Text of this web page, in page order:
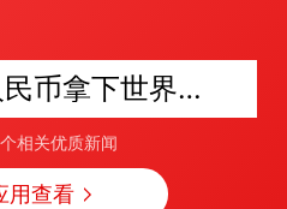
香港1.7亿人民币拿下世界杯转播权
个相关优质新闻
用查看